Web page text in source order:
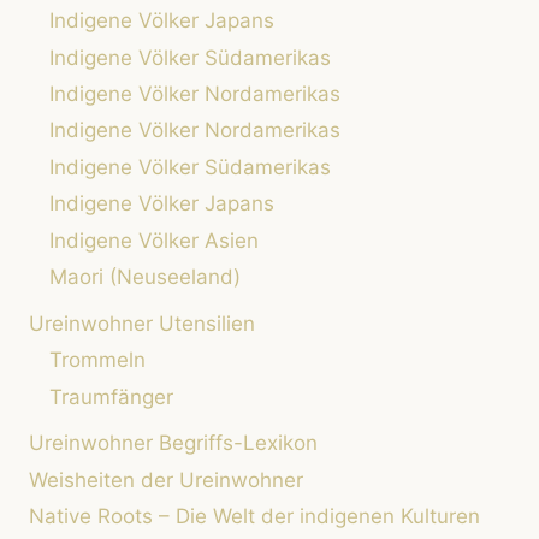
Indigene Völker Japans
Indigene Völker Südamerikas
Indigene Völker Nordamerikas
Indigene Völker Nordamerikas
Indigene Völker Südamerikas
Indigene Völker Japans
Indigene Völker Asien
Maori (Neuseeland)
Ureinwohner Utensilien
Trommeln
Traumfänger
Ureinwohner Begriffs-Lexikon
Weisheiten der Ureinwohner
Native Roots – Die Welt der indigenen Kulturen